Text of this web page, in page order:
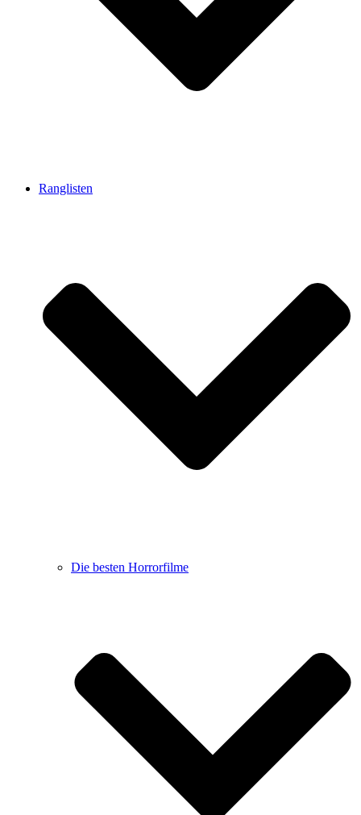
Ranglisten
Die besten Horrorfilme